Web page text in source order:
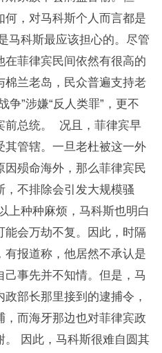
何，对马科斯个人而言都是
马科斯最应该担心的。尽管
菲律宾民间依然有很高的
棉兰老岛，民众普遍支持老
争”涉嫌“反人类罪”，更不
前总统。 况且，菲律宾早
其管辖。一旦老杜被这一外
因殒命海外，那么菲律宾民
，不排除会引发大规模骚
上种种麻烦，马科斯也明白
能会万劫不复。因此，时隔
有报道称，他居然不承认是
己事先并不知情。但是，马
部长那里接到的逮捕令，
而海牙那边也对菲律宾政
。 因此，马科斯很难自圆其